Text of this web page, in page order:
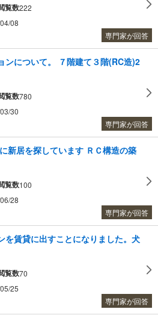
覧数222
08
専門家が回答
ンについて。 ７階建て３階(RC造)2
覧数780
30
専門家が回答
新居を探しています ＲＣ構造の築
覧数100
28
専門家が回答
を賃貸に出すことになりました。犬
覧数70
25
専門家が回答